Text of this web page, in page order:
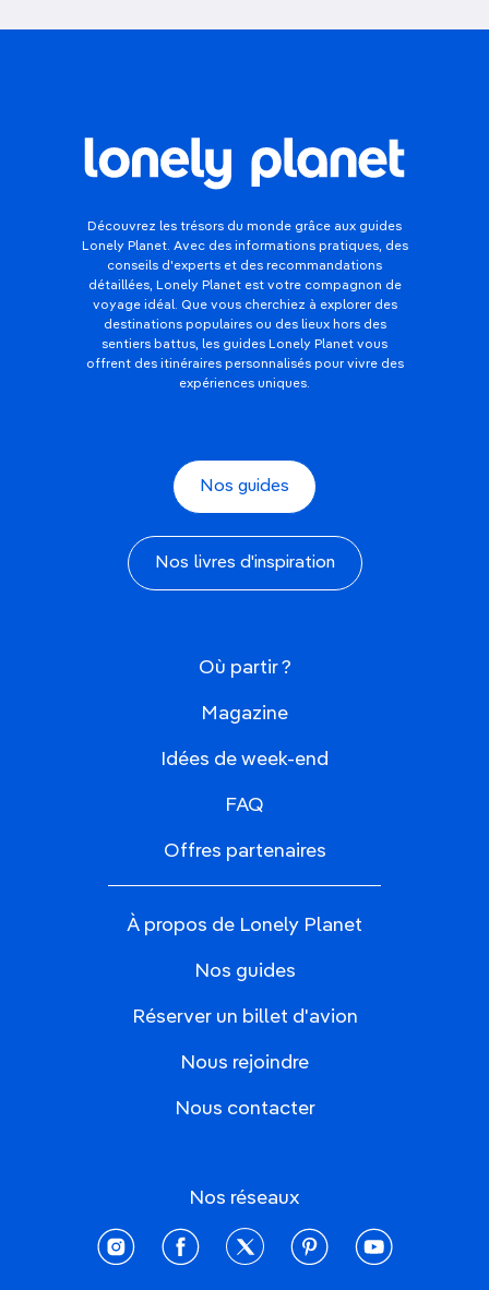
Découvrez les trésors du monde grâce aux guides
Lonely Planet. Avec des informations pratiques, des
conseils d'experts et des recommandations
détaillées, Lonely Planet est votre compagnon de
voyage idéal. Que vous cherchiez à explorer des
destinations populaires ou des lieux hors des
sentiers battus, les guides Lonely Planet vous
offrent des itinéraires personnalisés pour vivre des
expériences uniques.
Nos guides
Nos livres d'inspiration
Où partir ?
Magazine
Idées de week-end
FAQ
Offres partenaires
À propos de Lonely Planet
Nos guides
Réserver un billet d'avion
Nous rejoindre
Nous contacter
Nos réseaux
instagramfacebooktwitter pinterestyoutube